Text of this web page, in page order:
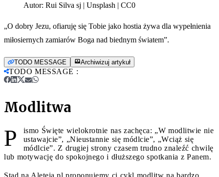
Autor: Rui Silva sj | Unsplash | CC0
„O dobry Jezu, ofiaruję się Tobie jako hostia żywa dla wypełnienia
miłosiernych zamiarów Boga nad biednym światem”.
TODO MESSAGE Archiwizuj artykuł
TODO MESSAGE :
Modlitwa
P
ismo Święte wielokrotnie nas zachęca: „W modlitwie nie
ustawajcie”, „Nieustannie się módlcie”, „Wciąż się
módlcie”. Z drugiej strony czasem trudno znaleźć chwilę
lub motywację do spokojnego i dłuższego spotkania z Panem.
Stąd na Aleteia.pl proponujemy ci cykl modlitw na bardzo